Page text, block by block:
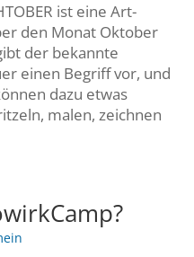
ist eine Art-
den Monat Oktober
der bekannte
einen Begriff vor, und
dazu etwas
malen, zeichnen